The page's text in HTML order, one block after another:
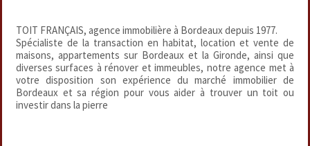
TOIT FRANÇAIS, agence immobilière à Bordeaux depuis 1977.
Spécialiste de la transaction en habitat, location et vente de
maisons, appartements sur Bordeaux et la Gironde, ainsi que
diverses surfaces à rénover et immeubles, notre agence met à
votre disposition son expérience du marché immobilier de
Bordeaux et sa région pour vous aider à trouver un toit ou
investir dans la pierre